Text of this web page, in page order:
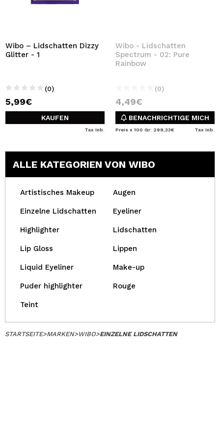
Wibo – Lidschatten Dizzy
Glitter - 1
(0)
5,99€
KAUFEN
Tax Inb.
Wibo - Lidschatten
Spectrum - 02: Pure
Rainbow
(0)
4,49€
BENACHRICHTIGE MICH
Preis x 100 Gr: 299,33€ Tax Inb.
ALLE KATEGORIEN VON WIBO
Artistisches Makeup Augen
Einzelne Lidschatten Eyeliner
Highlighter Lidschatten
Lip Gloss Lippen
Liquid Eyeliner Make-up
Puder highlighter Rouge
Teint
STARTSEITE>MARKEN>WIBO>EINZELNE LIDSCHATTEN